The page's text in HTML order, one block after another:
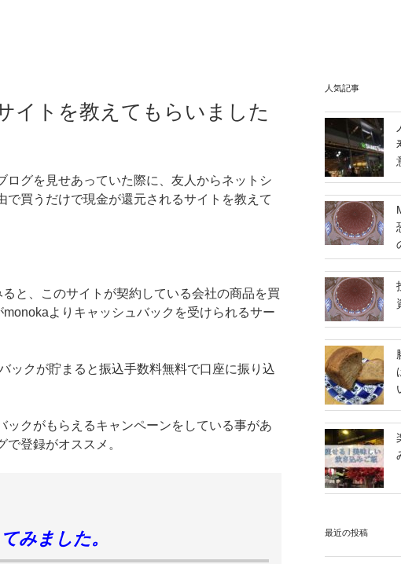
イトを教えてもらいました
ログを見せあっていた際に、友人からネットシ
で買うだけで現金が還元されるサイトを教えて
と、このサイトが契約している会社の商品を買
よりキャッシュバックを受けられるサー
ックが貯まると振込手数料無料で口座に振り込
ックがもらえるキャンペーンをしている事があ
で登録がオススメ。
みました。
人気記事
最近の投稿